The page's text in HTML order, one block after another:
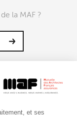
et ses
la MAF ?